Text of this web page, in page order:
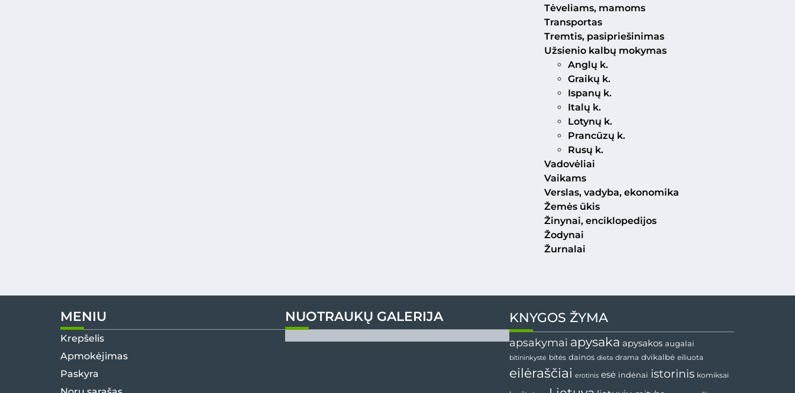
Tėveliams, mamoms
Transportas
Tremtis, pasipriešinimas
Užsienio kalbų mokymas
Anglų k.
Graikų k.
Ispanų k.
Italų k.
Lotynų k.
Prancūzų k.
Rusų k.
Vadovėliai
Vaikams
Verslas, vadyba, ekonomika
Žemės ūkis
Žinynai, enciklopedijos
Žodynai
Žurnalai
MENIU
Krepšelis
Apmokėjimas
Paskyra
NUOTRAUKŲ GALERIJA KNYGOS ŽYMA
apsakymai apysaka apysakos augalai
bitininkystė bitės dainos dieta drama dvikalbė eiliuota
eilėraščiai erotinis esė indėnai istorinis komiksai